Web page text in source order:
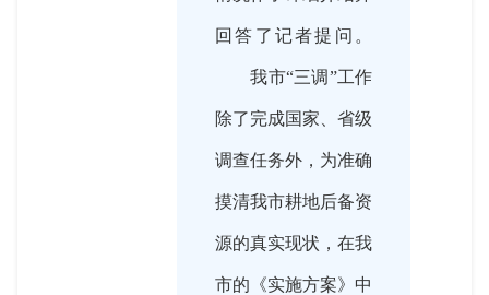
回答了记者提问。
我市“三调”工作
除了完成国家、省级
调查任务外，为准确
摸清我市耕地后备资
源的真实现状，在我
市的《实施方案》中